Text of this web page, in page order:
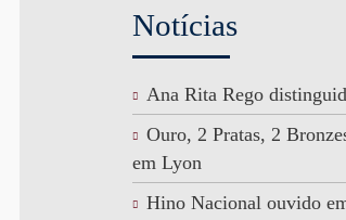
Notícias
Ana Rita Rego
Ouro, 2 Pratas, 2
em Lyon
Hino Nacional ouvido